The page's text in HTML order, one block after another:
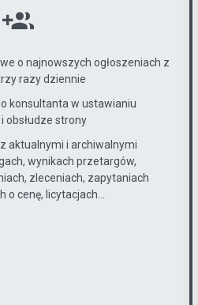
o najnowszych ogłoszeniach z
razy dziennie
konsultanta w ustawianiu
obsłudze strony
aktualnymi i archiwalnymi
wynikach przetargów,
zleceniach, zapytaniach
cenę, licytacjach...